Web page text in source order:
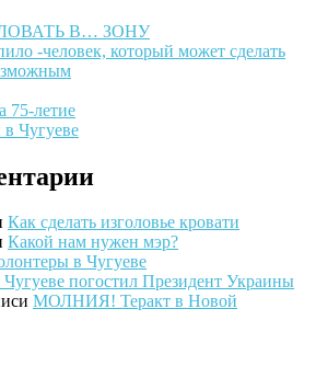
В… ЗОНУ
-человек, который может сделать
75-летие
Чугуеве
Как сделать изголовье кровати
Какой нам нужен мэр?
в Чугуеве
Чугуеве погостил Президент Украины
МОЛНИЯ! Теракт в Новой